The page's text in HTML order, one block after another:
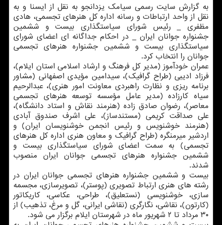
به گزارش سایت رسمی سیامك یزدانجو به نقل از ایسنا و به
نقل از واحد ارتباطات و رسانه اداره كل هنرهای تجسمی، هادی
مظفری _ رئیس شورای سیاستگذاری بیست و ششمین
جشنواره جوانان ایران _ در احكام جداگانه ای اعضای شورای
سیاستگذاری بیست و ششمین جشنواره هنرهای تجسمی
جوانان را انتخاب كرد.
عمران خودآموز (مدیر كل فرهنگ و ارشاد اسلامی استان ایلام)،
فرزاد ادیبی (طراح گرافیك)، سیدامین مؤیدی اصفهانی (مشاور
برنامه ریزی و نظارت راهبردی معاونت امور هنری)، عبدالرحیم
سیاه كارزاده (مدیر عامل مؤسسه توسعه هنرهای تجسمی
معاصر)، رضوان صادق زاده (هنرمند نقاش و استاد دانشگاه)،
علی صداقت كریمی (مستندساز)، علی اشرف صندوق آبادی
(هنرمند خوشنویس و رئیس انجمن خوشنویسان ایران) و
اردشیر میرمنگره (طراح گرافیك و معاون هنری اداره كل هنرهای
تجسمی) به سمت اعضای شورای سیاستگذاری بیست و
ششمین جشنواره هنرهای تجسمی جوانان ایران منصوب
شدند.
بیست و ششمین جشنواره هنرهای تجسمی جوانان ایران در
رشته های هنری ارتباط تصویری (پوستر)، تصویرسازی، مجسمه
سازی، خوشنویسی (نستعلیق)، طراحی، عكاسی، كاریكاتور
(كارتون)، نقاشی، نگارگری (نقاشی ایرانی، گل و مرغ، تذهیب) از
۳۰ مرداد تا ۲ شهریور ماه در شهرستان ایلام برگزار می شود.